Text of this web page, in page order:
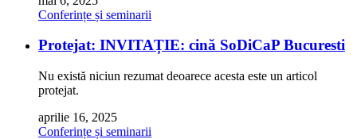
Conferințe și seminarii
Protejat: INVITAȚIE: cină SoDiCaP Bucuresti
Nu există niciun rezumat deoarece acesta este un articol
protejat.
aprilie 16, 2025
Conferințe și seminarii